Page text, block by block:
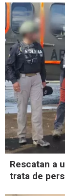
Rescatan a
trata de